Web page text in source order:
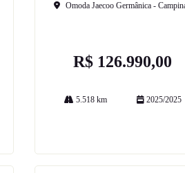
Omoda Jaecoo Germânica -
R$ 126.990,00
5.518 km 2025/2025